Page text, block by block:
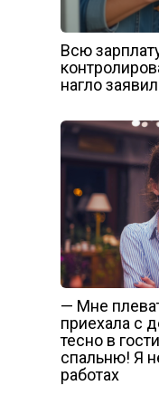
Всю
нагло
— Мне
приехала с
тесно в
спальню! Я
работах